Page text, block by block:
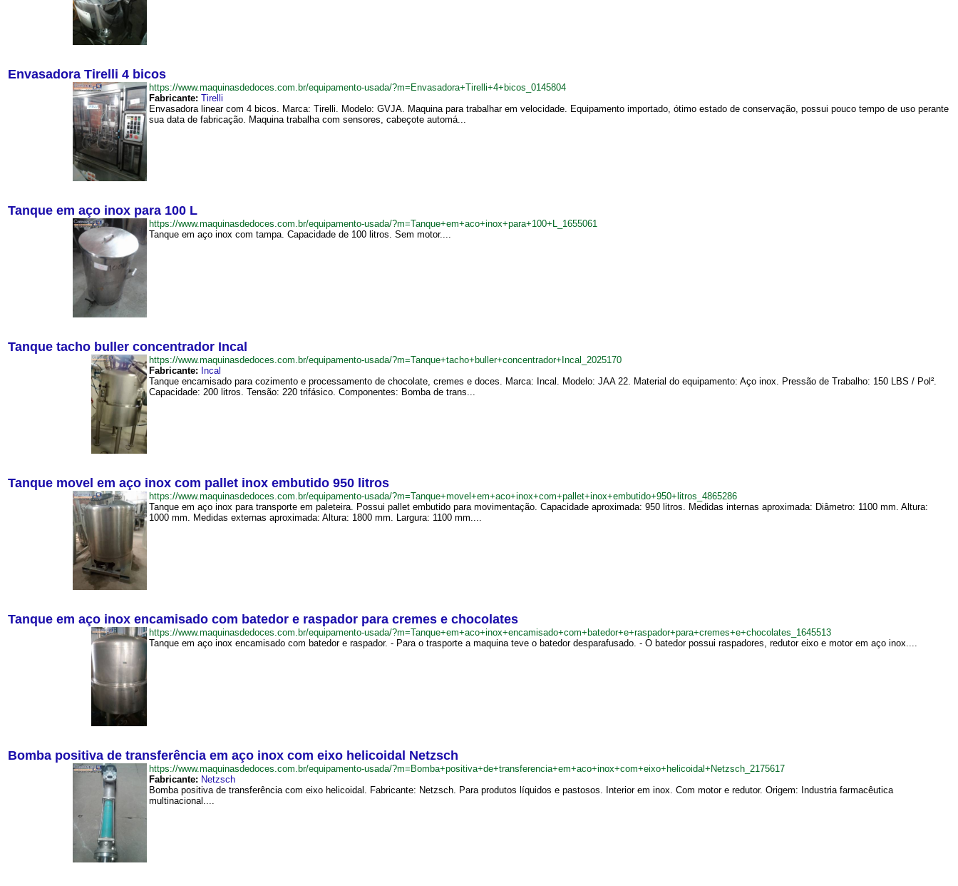
Envasadora Tirelli 4 bicos
https://www.maquinasdedoces.com.br/equipamento-usada/?m=Envasadora+Tirelli+4+bicos_0145804
Fabricante: Tirelli
Envasadora linear com 4 bicos. Marca: Tirelli. Modelo: GVJA. Maquina para trabalhar em velocidade. Equipamento importado, ótimo estado de conservação, possui pouco tempo de uso perante
sua data de fabricação. Maquina trabalha com sensores, cabeçote automá...
Tanque em aço inox para 100 L
https://www.maquinasdedoces.com.br/equipamento-usada/?m=Tanque+em+aco+inox+para+100+L_1655061
Tanque em aço inox com tampa. Capacidade de 100 litros. Sem motor....
Tanque tacho buller concentrador Incal
https://www.maquinasdedoces.com.br/equipamento-usada/?m=Tanque+tacho+buller+concentrador+Incal_2025170
Fabricante: Incal
Tanque encamisado para cozimento e processamento de chocolate, cremes e doces. Marca: Incal. Modelo: JAA 22. Material do equipamento: Aço inox. Pressão de Trabalho: 150 LBS / Pol².
Capacidade: 200 litros. Tensão: 220 trifásico. Componentes: Bomba de trans...
Tanque movel em aço inox com pallet inox embutido 950 litros
https://www.maquinasdedoces.com.br/equipamento-usada/?m=Tanque+movel+em+aco+inox+com+pallet+inox+embutido+950+litros_4865286
Tanque em aço inox para transporte em paleteira. Possui pallet embutido para movimentação. Capacidade aproximada: 950 litros. Medidas internas aproximada: Diâmetro: 1100 mm. Altura:
1000 mm. Medidas externas aproximada: Altura: 1800 mm. Largura: 1100 mm....
Tanque em aço inox encamisado com batedor e raspador para cremes e chocolates
https://www.maquinasdedoces.com.br/equipamento-usada/?m=Tanque+em+aco+inox+encamisado+com+batedor+e+raspador+para+cremes+e+chocolates_1645513
Tanque em aço inox encamisado com batedor e raspador. - Para o trasporte a maquina teve o batedor desparafusado. - O batedor possui raspadores, redutor eixo e motor em aço inox....
Bomba positiva de transferência em aço inox com eixo helicoidal Netzsch
https://www.maquinasdedoces.com.br/equipamento-usada/?m=Bomba+positiva+de+transferencia+em+aco+inox+com+eixo+helicoidal+Netzsch_2175617
Fabricante: Netzsch
Bomba positiva de transferência com eixo helicoidal. Fabricante: Netzsch. Para produtos líquidos e pastosos. Interior em inox. Com motor e redutor. Origem: Industria farmacêutica
multinacional....